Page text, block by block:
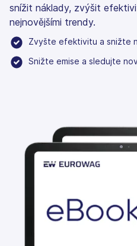
snížit náklady, zvýšit
nejnovějšími trendy.
Zvyšte efektivitu a snižte
Snižte emise a sledujte